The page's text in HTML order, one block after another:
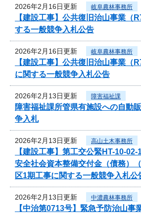
2026年2月16日更新 岐阜農林事務所
【建設工事】公共復旧治山事業（
する一般競争入札公告
2026年2月16日更新 岐阜農林事務所
【建設工事】公共復旧治山事業（
に関する一般競争入札公告
2026年2月13日更新 障害福祉課
障害福祉課所管県有施設への自動
争入札
2026年2月13日更新 高山土木事務所
【建設工事】第工交公緊HT-10-02-
安全社会資本整備交付金（債務）
区1期工事に関する一般競争入札公
2026年2月13日更新 中濃農林事務所
【中治第0713号】緊急予防治山